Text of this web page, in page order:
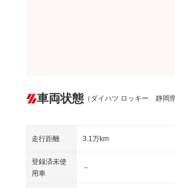
車両状態 （ダイハツ ロッキー 静岡県
走行距離 3.1万km
登録済未使
用車
－